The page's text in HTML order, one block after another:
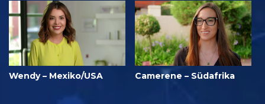
Wendy – Mexiko/USA Camerene – Südafrika